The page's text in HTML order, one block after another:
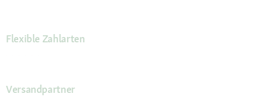
Flexible Zahlarten
Versandpartner